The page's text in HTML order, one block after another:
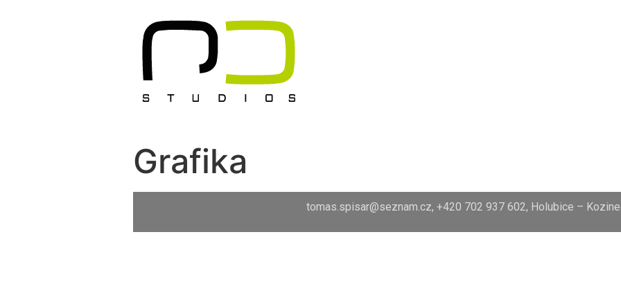
Grafika
tomas.spisar@seznam.cz, +420 702 937 602, Holubice –